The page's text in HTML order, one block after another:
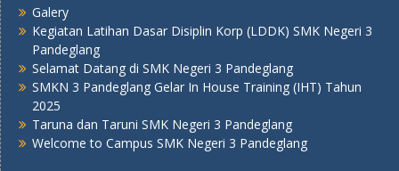
Galery
Kegiatan Latihan Dasar Disiplin Korp (LDDK) SMK Negeri 3
Pandeglang
Selamat Datang di SMK Negeri 3 Pandeglang
SMKN 3 Pandeglang Gelar In House Training (IHT) Tahun
2025
Taruna dan Taruni SMK Negeri 3 Pandeglang
Welcome to Campus SMK Negeri 3 Pandeglang